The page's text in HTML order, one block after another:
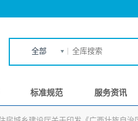
全部
标准规范 服务资讯